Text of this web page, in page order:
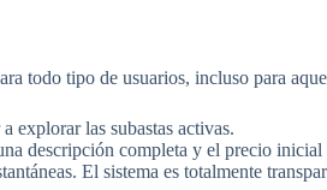
todo tipo de usuarios, incluso para
explorar las subastas activas.
descripción completa y el precio inicial
El sistema es totalmente